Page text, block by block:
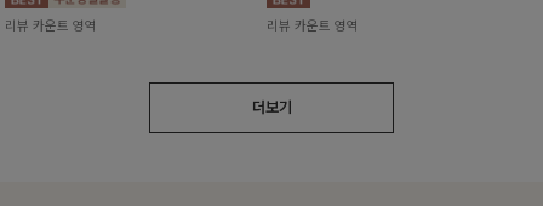
리뷰 카운트 영역 리뷰 카운트 영역
더보기